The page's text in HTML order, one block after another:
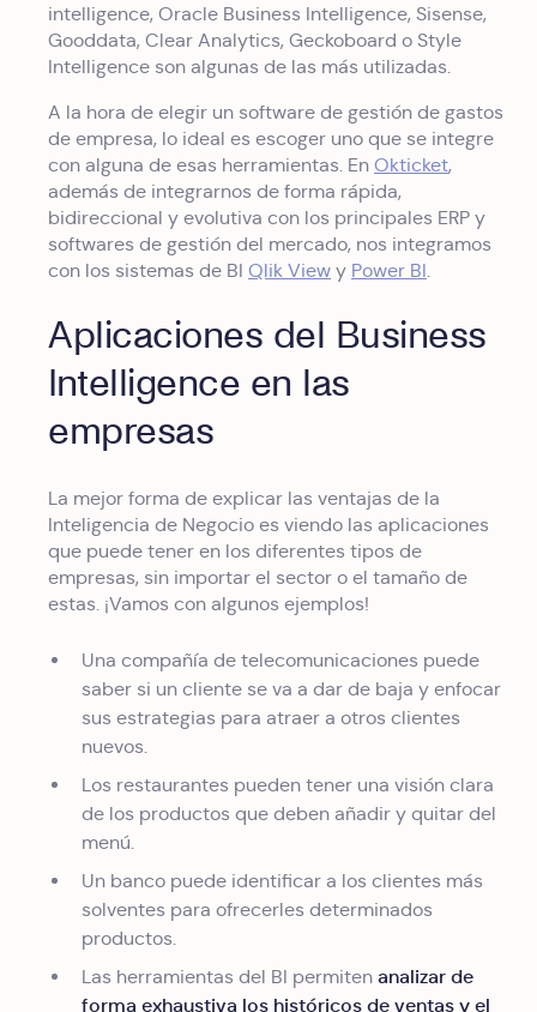
intelligence, Oracle Business Intelligence, Sisense,
Gooddata, Clear Analytics, Geckoboard o Style
Intelligence son algunas de las más utilizadas.
A la hora de elegir un software de gestión de gastos
de empresa, lo ideal es escoger uno que se integre
con alguna de esas herramientas. En Okticket,
además de integrarnos de forma rápida,
bidireccional y evolutiva con los principales ERP y
softwares de gestión del mercado, nos integramos
con los sistemas de BI Qlik View y Power BI.
Aplicaciones del Business
Intelligence en las
empresas
La mejor forma de explicar las ventajas de la
Inteligencia de Negocio es viendo las aplicaciones
que puede tener en los diferentes tipos de
empresas, sin importar el sector o el tamaño de
estas. ¡Vamos con algunos ejemplos!
Una compañía de telecomunicaciones puede
saber si un cliente se va a dar de baja y enfocar
sus estrategias para atraer a otros clientes
nuevos.
Los restaurantes pueden tener una visión clara
de los productos que deben añadir y quitar del
menú.
Un banco puede identificar a los clientes más
solventes para ofrecerles determinados
productos.
Las herramientas del BI permiten analizar de
forma exhaustiva los históricos de ventas y el